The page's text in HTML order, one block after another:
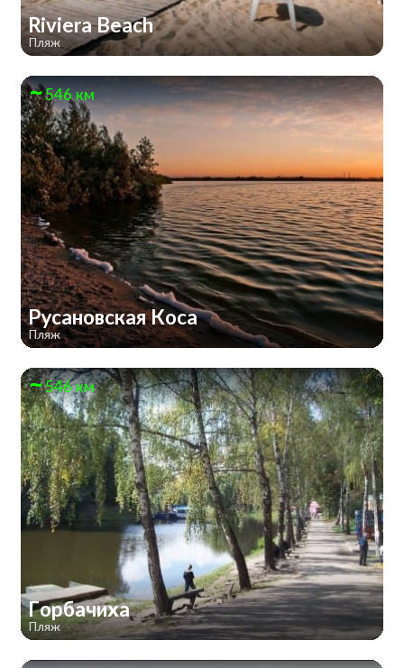
Riviera Beach
Пляж
546 км
Русановская Коса
Пляж
546 км
Горбачиха
Пляж